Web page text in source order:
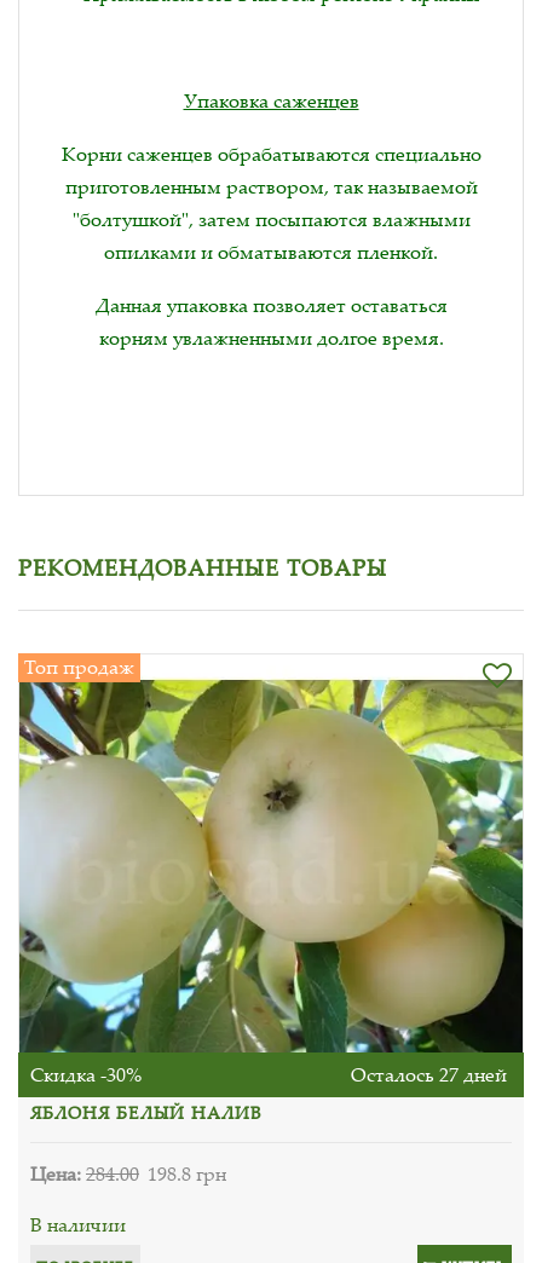
Упаковка саженцев
Корни саженцев обрабатываются специально
приготовленным раствором, так называемой
"болтушкой", затем посыпаются влажными
опилками и обматываются пленкой.
Данная упаковка позволяет оставаться
корням увлажненными долгое время.
РЕКОМЕНДОВАННЫЕ ТОВАРЫ
Топ продаж
Скидка -30% Осталось 27 дней
ЯБЛОНЯ БЕЛЫЙ НАЛИВ
Цена:284.00 198.8 грн
В наличии